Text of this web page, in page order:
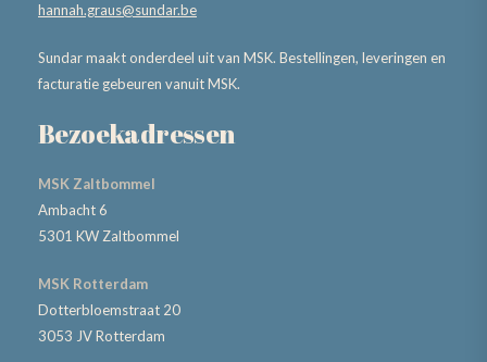
hannah.graus@sundar.be
Sundar maakt onderdeel uit van MSK. Bestellingen, leveringen en
facturatie gebeuren vanuit MSK.
Bezoekadressen
MSK Zaltbommel
Ambacht 6
5301 KW Zaltbommel
MSK Rotterdam
Dotterbloemstraat 20
3053 JV Rotterdam